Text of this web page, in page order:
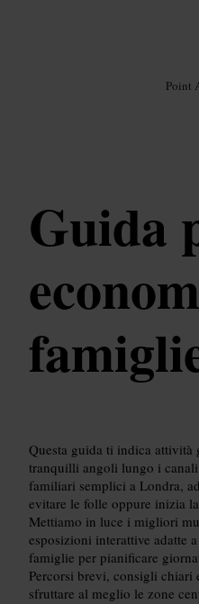
Point
Guida
Questa guida ti indica
tranquilli angoli lungo i
familiari semplici a Londra,
evitare le folle oppure inizia
Mettiamo in luce i migliori
esposizioni interattive adatte
famiglie per pianificare
Percorsi brevi, consigli chiari
sfruttare al meglio le zone